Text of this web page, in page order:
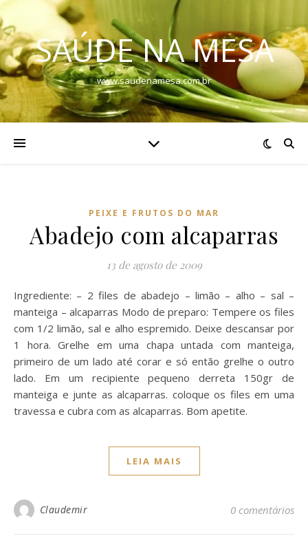
SAÚDE NA MESA
www.saudenamesa.com.br
PEIXE E FRUTOS DO MAR
Abadejo com alcaparras
13 de agosto de 2009
Ingrediente: – 2 files de abadejo – limão – alho – sal –
manteiga – alcaparras Modo de preparo: Tempere os files
com 1/2 limão, sal e alho espremido. Deixe descansar por
1 hora. Grelhe em uma chapa untada com manteiga,
primeiro de um lado até corar e só então grelhe o outro
lado. Em um recipiente pequeno derreta 150gr de
manteiga e junte as alcaparras. coloque os files em uma
travessa e cubra com as alcaparras. Bom apetite.
LEIA MAIS
Claudemir 0 comentários